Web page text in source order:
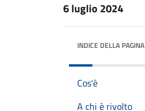
6 luglio 2024
INDICE DELLA PAGINA
Cos'è
A chi è rivolto